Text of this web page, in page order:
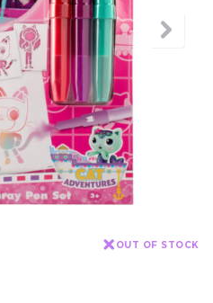
OUT OF STOCK